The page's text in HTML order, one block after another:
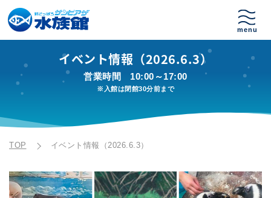
イベント情報（2026.6.3）
営業時間 10:00～17:00
※入館は閉館30分前まで
TOP イベント情報（2026.6.3）